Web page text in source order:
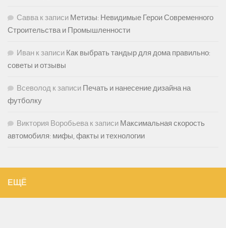
Саввак записи Метизы: Невидимые Герои Современного
Строительства и Промышленности
Иван к записи Как выбрать тандыр для дома правильно:
советы и отзывы
Всеволод к записи Печать и нанесение дизайна на
футболку
Виктория Воробьевак записи Максимальная скорость
автомобиля: мифы, факты и технологии
ЕЩЁ